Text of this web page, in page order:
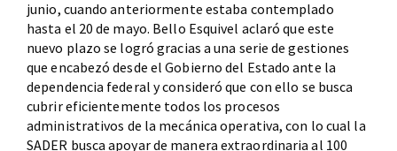
junio, cuando anteriormente estaba contemplado
hasta el 20 de mayo. Bello Esquivel aclaró que este
nuevo plazo se logró gracias a una serie de gestiones
que encabezó desde el Gobierno del Estado ante la
dependencia federal y consideró que con ello se busca
cubrir eficientemente todos los procesos
administrativos de la mecánica operativa, con lo cual la
SADER busca apoyar de manera extraordinaria al 100